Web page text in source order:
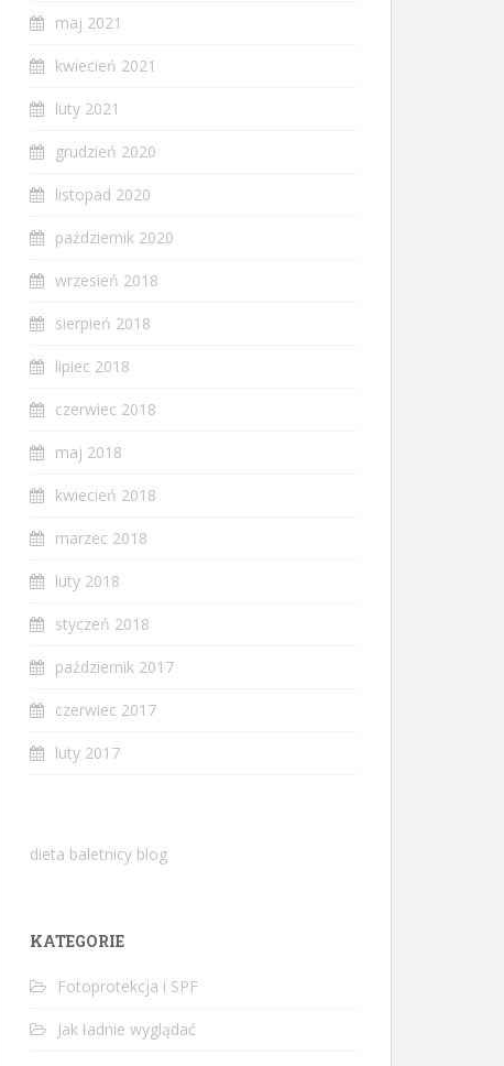
maj 2021
kwiecień 2021
luty 2021
grudzień 2020
listopad 2020
październik 2020
wrzesień 2018
sierpień 2018
lipiec 2018
czerwiec 2018
maj 2018
kwiecień 2018
marzec 2018
luty 2018
styczeń 2018
październik 2017
czerwiec 2017
luty 2017
dieta baletnicy blog
KATEGORIE
Fotoprotekcja i SPF
Jak ładnie wyglądać